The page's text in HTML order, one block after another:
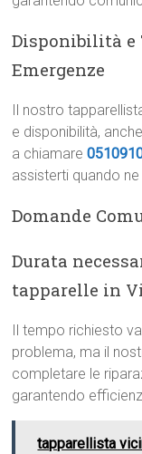
Disponibilità e
Emergenze
Il nostro
e disponibilità,
a chiamare
assisterti quando
Domande
Durata
tapparelle in
Il tempo richiesto
problema, ma il
completare le
garantendo
tapparellista